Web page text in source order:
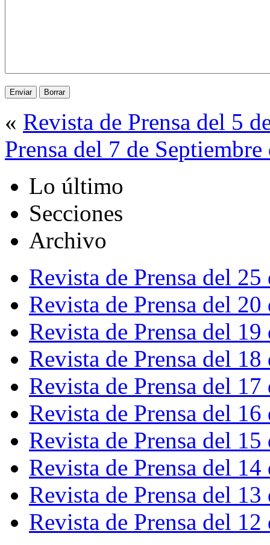
« Revista de Prensa del 5
Prensa del 7 de
Lo último
Secciones
Archivo
Revista de Prensa del
Revista de Prensa del
Revista de Prensa del
Revista de Prensa del
Revista de Prensa del
Revista de Prensa del
Revista de Prensa del
Revista de Prensa del
Revista de Prensa del
Revista de Prensa del